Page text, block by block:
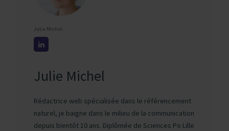
Julie Michel
Julie Michel
Rédactrice web spécialisée dans le référencement
naturel, je baigne dans le milieu de la communication
depuis bientôt 10 ans. Diplômée de Sciences Po Lille